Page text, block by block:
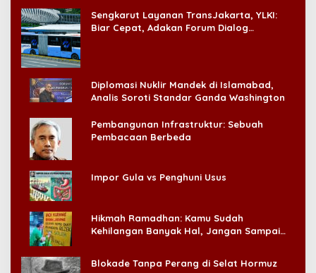
Sengkarut Layanan TransJakarta, YLKI:
Biar Cepat, Adakan Forum Dialog
Diplomasi Nuklir Mandek di Islamabad,
Analis Soroti Standar Ganda Washington
Pembangunan Infrastruktur: Sebuah
Pembacaan Berbeda
Impor Gula vs Penghuni Usus
Hikmah Ramadhan: Kamu Sudah
Kehilangan Banyak Hal, Jangan Sampai
Blokade Tanpa Perang di Selat Hormuz